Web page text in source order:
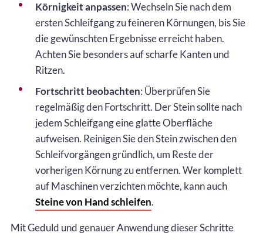
Körnigkeit anpassen: Wechseln Sie nach dem
ersten Schleifgang zu feineren Körnungen, bis Sie
die gewünschten Ergebnisse erreicht haben.
Achten Sie besonders auf scharfe Kanten und
Ritzen.
Fortschritt beobachten: Überprüfen Sie
regelmäßig den Fortschritt. Der Stein sollte nach
jedem Schleifgang eine glatte Oberfläche
aufweisen. Reinigen Sie den Stein zwischen den
Schleifvorgängen gründlich, um Reste der
vorherigen Körnung zu entfernen. Wer komplett
auf Maschinen verzichten möchte, kann auch
Steine von Hand schleifen.
Mit Geduld und genauer Anwendung dieser Schritte